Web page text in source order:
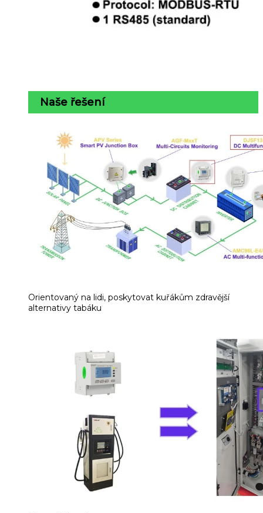
Naše řešení
Orientovaný na lidi, poskytovat kuřákům zdravější
alternativy tabáku